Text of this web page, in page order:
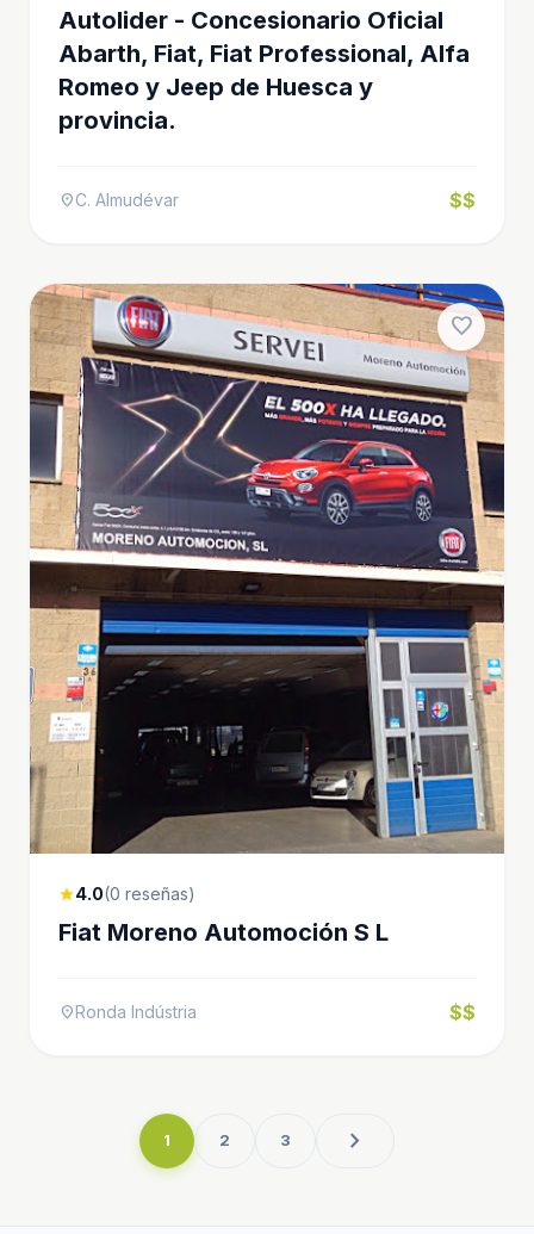
Autolider - Concesionario Oficial
Abarth, Fiat, Fiat Professional, Alfa
Romeo y Jeep de Huesca y
provincia.
location_onC. Almudévar $$
favorite
star4.0(0 reseñas)
Fiat Moreno Automoción S L
location_onRonda Indústria $$
1 2 3 chevron_right